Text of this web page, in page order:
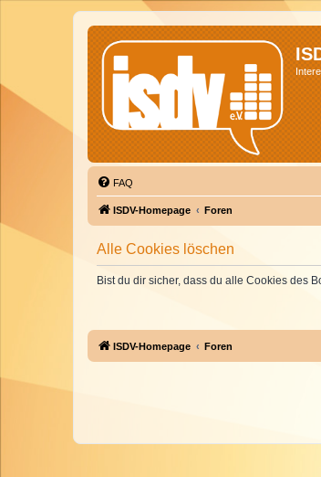
FAQ
ISDV-Homepage Foren
Alle Cookies löschen
Bist du dir sicher, dass du alle Cookies des
ISDV-Homepage Foren